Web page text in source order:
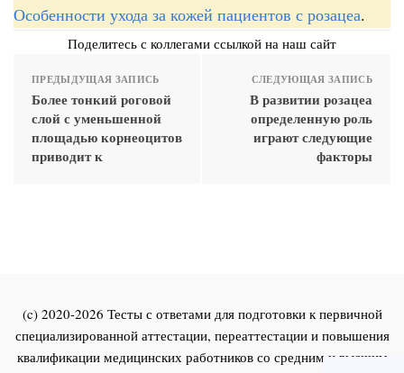
Особенности ухода за кожей пациентов с розацеа.
Поделитесь с коллегами ссылкой на наш сайт
ПРЕДЫДУЩАЯ ЗАПИСЬ
Более тонкий роговой
слой с уменьшенной
площадью корнеоцитов
приводит к
СЛЕДУЮЩАЯ ЗАПИСЬ
В развитии розацеа
определенную роль
играют следующие
факторы
(c) 2020-2026 Тесты с ответами для подготовки к первичной
специализированной аттестации, переаттестации и повышения
квалификации медицинских работников со средним и высшим